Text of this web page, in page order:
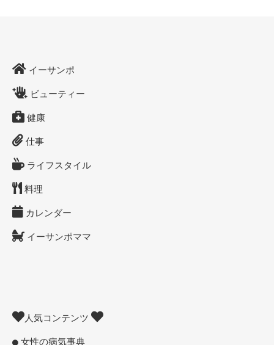
イーサンポ
ビューティー
健康
仕事
ライフスタイル
料理
カレンダー
イーサンポママ
人気コンテンツ
女性の病気事典